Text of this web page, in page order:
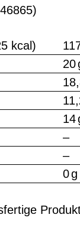
kcal)
20
14
–
–
0 g